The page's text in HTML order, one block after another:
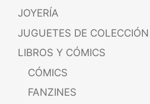
JOYERÍA
JUGUETES DE COLECCIÓN
LIBROS Y CÓMICS
CÓMICS
FANZINES